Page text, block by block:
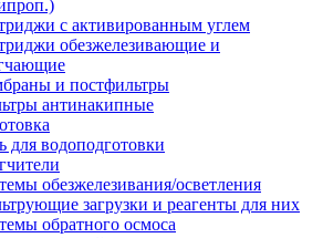
с активированным углем
обезжелезивающие и
и постфильтры
антинакипные
для водоподготовки
обезжелезивания/осветления
загрузки и реагенты для них
обратного осмоса